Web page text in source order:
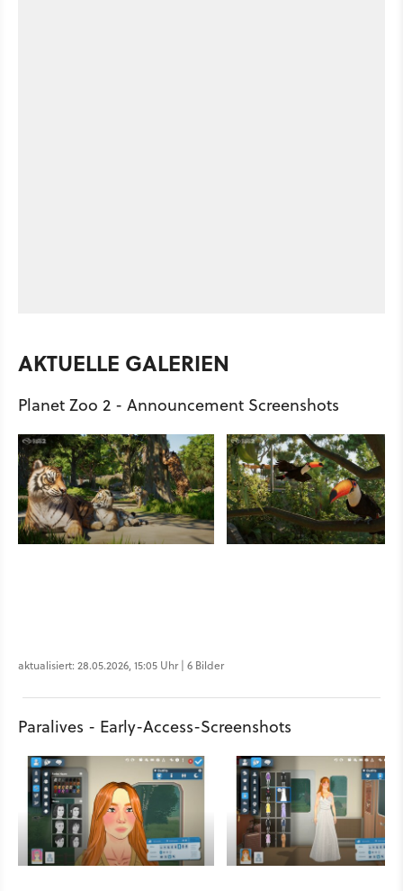
AKTUELLE GALERIEN
Planet Zoo 2 - Announcement Screenshots
aktualisiert: 28.05.2026, 15:05 Uhr | 6 Bilder
Paralives - Early-Access-Screenshots